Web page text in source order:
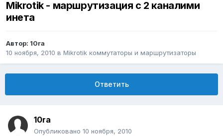
Mikrotik - маршрутизация с 2 каналими
инета
Автор: 10ra
10 ноября, 2010 в Mikrotik коммутаторы и маршрутизаторы
Ответить
10ra
Опубликовано 10 ноября, 2010